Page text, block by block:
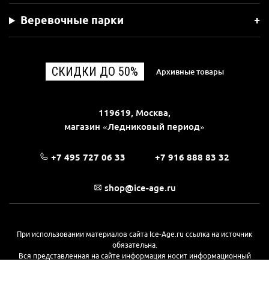
Веревочные парки
СКИДКИ ДО 50% Архивные товары
119619, Москва,
магазин «Ледниковый период»
+7 495 727 06 33 +7 916 888 83 32
shop@ice-age.ru
При использовании материалов сайта Ice-Age.ru ссылка на источник
обязательна.
Вся представленная на сайте информация носит информационный